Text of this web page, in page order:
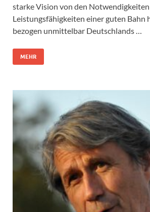
starke Vision von den
Leistungsfähigkeiten einer guten Bahn
bezogen unmittelbar Deutschlands …
MEHR